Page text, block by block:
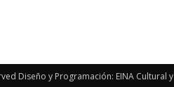
Diseño y Programación: EINA Cultural y